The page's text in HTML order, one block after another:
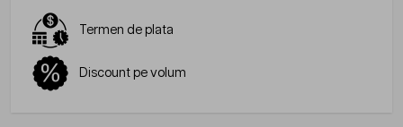
Termen de plata
Discount pe volum